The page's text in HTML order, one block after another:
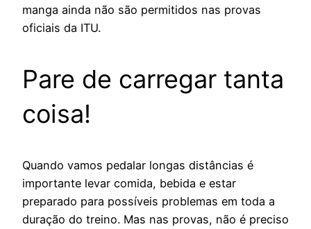
manga ainda não são permitidos nas provas
oficiais da ITU.
Pare de carregar tanta
coisa!
Quando vamos pedalar longas distâncias é
importante levar comida, bebida e estar
preparado para possíveis problemas em toda a
duração do treino. Mas nas provas, não é preciso